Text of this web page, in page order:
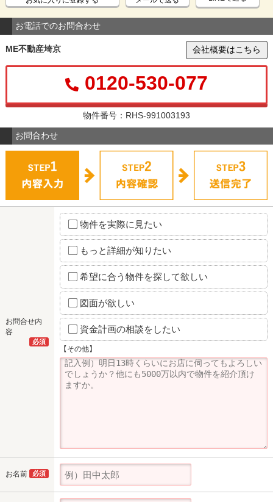
お電話でのお問合わせ
ME不動産埼京 会社概要はこちら
0120-530-077
物件番号：RHS-991003193
お問合わせ
お問合せ内
容
必須
物件を実際に見たい
もっと詳細が知りたい
希望に合う物件を探して欲しい
図面が欲しい
資金計画の相談をしたい
【その他】
お名前 必須